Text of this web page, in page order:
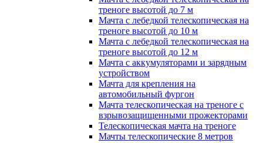
треноге высотой до 7 м
Мачта с лебедкой телескопическая на
треноге высотой до 10 м
Мачта с лебедкой телескопическая на
треноге высотой до 12 м
Мачта с аккумуляторами и зарядным
устройством
Мачта для крепления на
автомобильный фургон
Мачта телескопическая на треноге с
взрывозащищенными прожекторами
Телескопическая мачта на треноге
Мачты телескопические 8 метров